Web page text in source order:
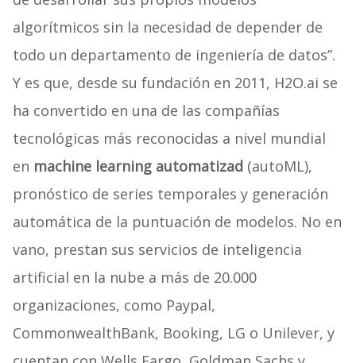
algorítmicos sin la necesidad de depender de
todo un departamento de ingeniería de datos”.
Y es que, desde su fundación en 2011, H2O.ai se
ha convertido en una de las compañías
tecnológicas más reconocidas a nivel mundial
en machine learning automatizad (autoML),
pronóstico de series temporales y generación
automática de la puntuación de modelos. No en
vano, prestan sus servicios de inteligencia
artificial en la nube a más de 20.000
organizaciones, como Paypal,
CommonwealthBank, Booking, LG o Unilever, y